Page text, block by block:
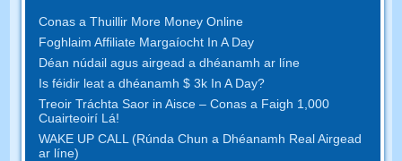
Conas a Thuillir More Money Online
Foghlaim Affiliate Margaíocht In A Day
Déan núdail agus airgead a dhéanamh ar líne
Is féidir leat a dhéanamh $ 3k In A Day?
Treoir Tráchta Saor in Aisce – Conas a Faigh 1,000
Cuairteoirí Lá!
WAKE UP CALL (Rúnda Chun a Dhéanamh Real Airgead
ar líne)